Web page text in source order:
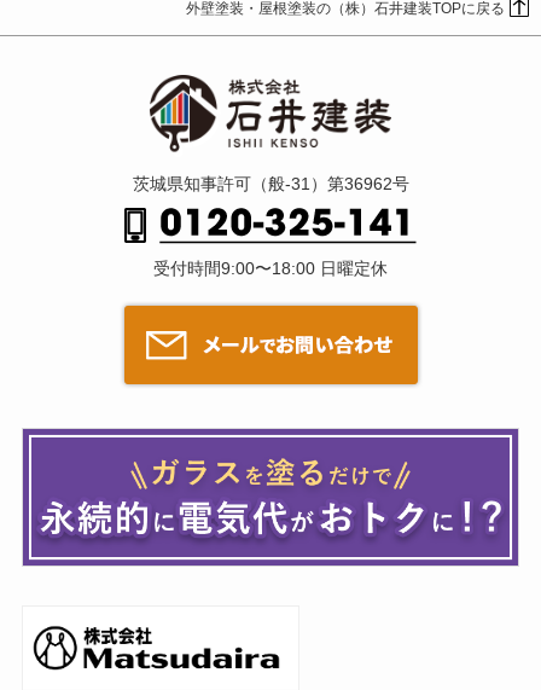
外壁塗装・屋根塗装の（株）石井建装TOPに戻る
茨城県知事許可（般-31）第36962号
受付時間9:00〜18:00 日曜定休